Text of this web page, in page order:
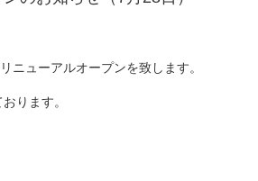
ニューアルオープンを致します。
ります。